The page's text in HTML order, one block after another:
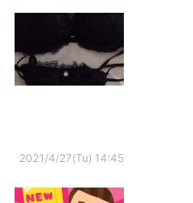
2021/4/27(Tu) 14:45